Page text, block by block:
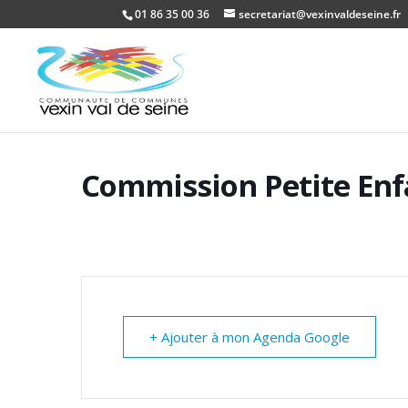
01 86 35 00 36 secretariat@vexinvaldeseine.fr
Commission Petite
+ Ajouter à mon Agenda Google